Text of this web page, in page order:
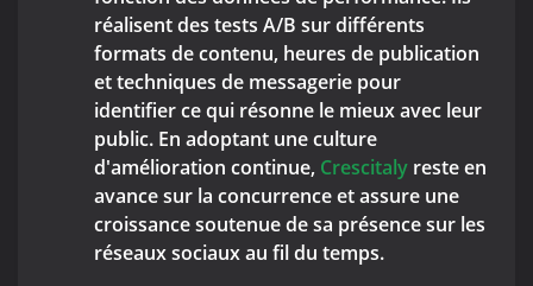
réalisent des tests A/B sur différents
formats de contenu, heures de publication
et techniques de messagerie pour
identifier ce qui résonne le mieux avec leur
public. En adoptant une culture
d'amélioration continue, Crescitaly reste en
avance sur la concurrence et assure une
croissance soutenue de sa présence sur les
réseaux sociaux au fil du temps.